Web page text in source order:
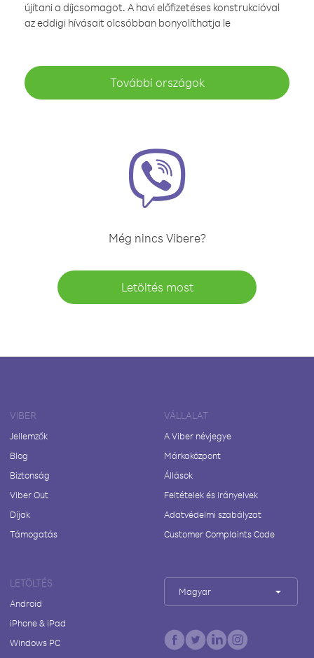
újítani a díjcsomagot. A havi előfizetéses konstrukcióval
az eddigi hívásait olcsóbban bonyolíthatja le
További országok
Még nincs Vibere?
Letöltés most
VIBER
Jellemzők
Blog
Biztonság
Viber Out
Díjak
Támogatás
VÁLLALAT
A Viber névjegye
Márkaközpont
Állások
Feltételek és irányelvek
Adatvédelmi szabályzat
Customer Complaints Code
LETÖLTÉS
Android
iPhone & iPad
Windows PC
Magyar